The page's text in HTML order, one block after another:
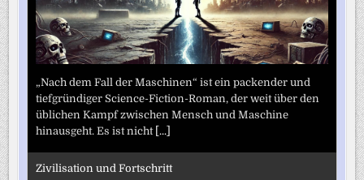
„Nach dem Fall der Maschinen“ ist ein packender und
tiefgründiger Science-Fiction-Roman, der weit über den
üblichen Kampf zwischen Mensch und Maschine
hinausgeht. Es ist nicht [...]
Zivilisation und Fortschritt